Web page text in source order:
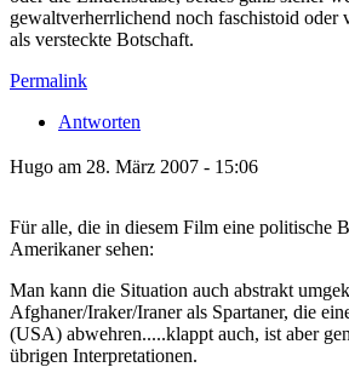
gewaltverherrlichend noch faschistoid
als versteckte Botschaft.
Permalink
Antworten
Hugo am 28. März 2007 - 15:06
Für alle, die in diesem Film eine politische
Amerikaner sehen:
Man kann die Situation auch abstrakt
Afghaner/Iraker/Iraner als Spartaner, die
(USA) abwehren.....klappt auch, ist aber
übrigen Interpretationen.